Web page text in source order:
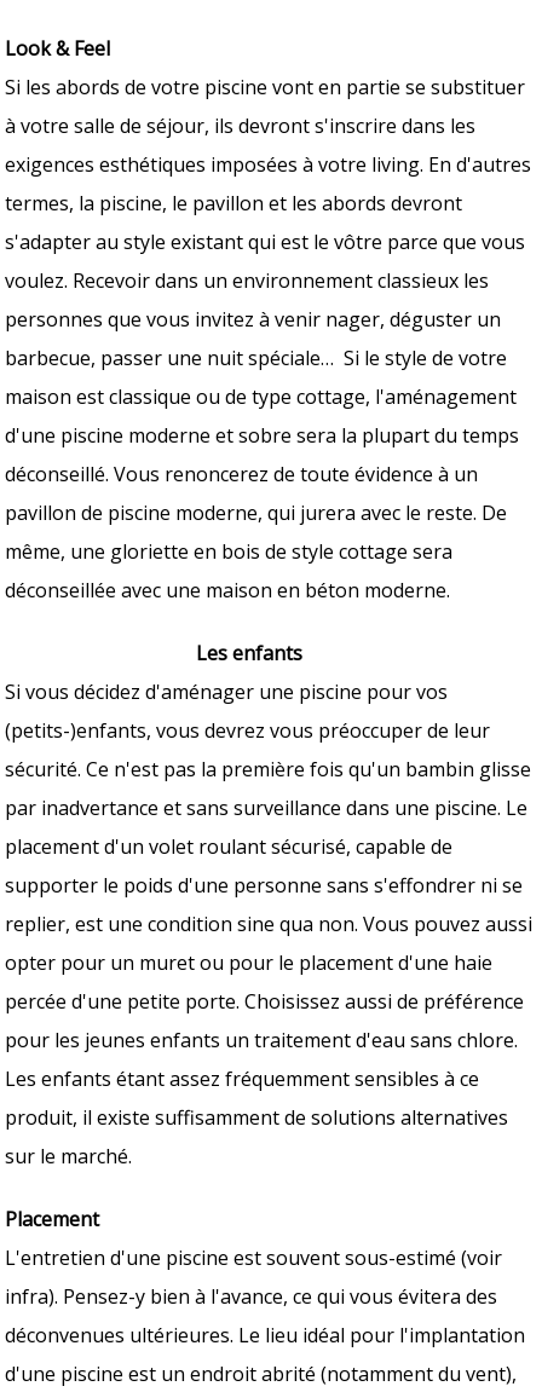
Look & Feel
Si les abords de votre piscine vont en partie se substituer
à votre salle de séjour, ils devront s'inscrire dans les
exigences esthétiques imposées à votre living. En d'autres
termes, la piscine, le pavillon et les abords devront
s'adapter au style existant qui est le vôtre parce que vous
voulez. Recevoir dans un environnement classieux les
personnes que vous invitez à venir nager, déguster un
barbecue, passer une nuit spéciale… Si le style de votre
maison est classique ou de type cottage, l'aménagement
d'une piscine moderne et sobre sera la plupart du temps
déconseillé. Vous renoncerez de toute évidence à un
pavillon de piscine moderne, qui jurera avec le reste. De
même, une gloriette en bois de style cottage sera
déconseillée avec une maison en béton moderne.
Les enfants
Si vous décidez d'aménager une piscine pour vos
(petits-)enfants, vous devrez vous préoccuper de leur
sécurité. Ce n'est pas la première fois qu'un bambin glisse
par inadvertance et sans surveillance dans une piscine. Le
placement d'un volet roulant sécurisé, capable de
supporter le poids d'une personne sans s'effondrer ni se
replier, est une condition sine qua non. Vous pouvez aussi
opter pour un muret ou pour le placement d'une haie
percée d'une petite porte. Choisissez aussi de préférence
pour les jeunes enfants un traitement d'eau sans chlore.
Les enfants étant assez fréquemment sensibles à ce
produit, il existe suffisamment de solutions alternatives
sur le marché.
Placement
L'entretien d'une piscine est souvent sous-estimé (voir
infra). Pensez-y bien à l'avance, ce qui vous évitera des
déconvenues ultérieures. Le lieu idéal pour l'implantation
d'une piscine est un endroit abrité (notamment du vent),